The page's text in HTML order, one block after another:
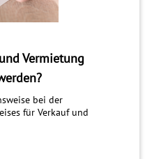
Vermietung
bei der
für Verkauf und